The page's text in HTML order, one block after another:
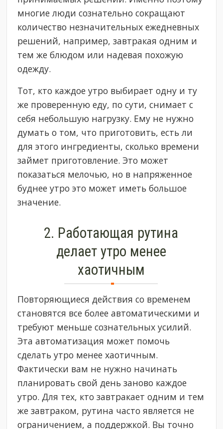
многие люди сознательно сокращают
количество незначительных ежедневных
решений, например, завтракая одним и
тем же блюдом или надевая похожую
одежду.
Тот, кто каждое утро выбирает одну и ту
же проверенную еду, по сути, снимает с
себя небольшую нагрузку. Ему не нужно
думать о том, что приготовить, есть ли
для этого ингредиенты, сколько времени
займет приготовление. Это может
показаться мелочью, но в напряженное
буднее утро это может иметь большое
значение.
2. Работающая рутина
делает утро менее
хаотичным
Повторяющиеся действия со временем
становятся все более автоматическими и
требуют меньше сознательных усилий.
Эта автоматизация может помочь
сделать утро менее хаотичным.
Фактически вам не нужно начинать
планировать свой день заново каждое
утро. Для тех, кто завтракает одним и тем
же завтраком, рутина часто является не
ограничением, а поддержкой. Вы точно